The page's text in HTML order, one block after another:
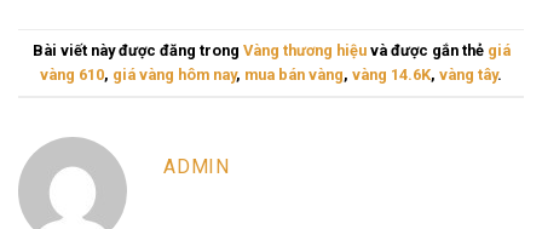
Bài viết này được đăng trong Vàng thương hiệuvà được gắn thẻ giá
vàng 610, giá vàng hôm nay, mua bán vàng, vàng 14.6K, vàng tây.
ADMIN